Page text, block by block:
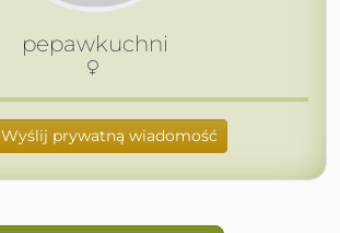
pepawkuchni
Wyślij prywatną wiadomość